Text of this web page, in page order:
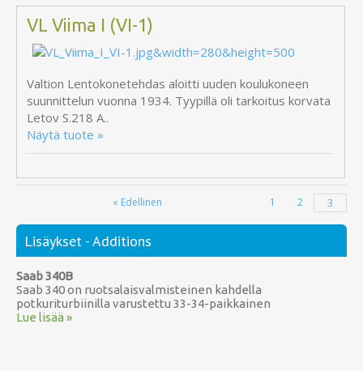
VL Viima I (VI-1)
Valtion Lentokonetehdas aloitti uuden koulukoneen
suunnittelun vuonna 1934. Tyypillä oli tarkoitus korvata
Letov S.218 A..
Näytä tuote »
« Edellinen 1 2 3
Lisäykset - Additions
Saab 340B
Saab 340 on ruotsalaisvalmisteinen kahdella
potkuriturbiinilla varustettu 33-34-paikkainen
Lue lisää »